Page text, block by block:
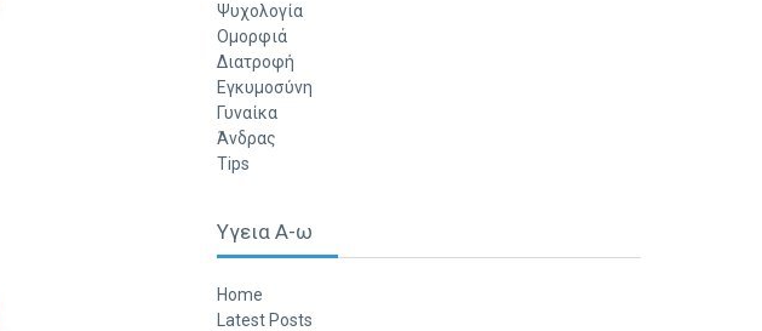
Ψυχολογία
Ομορφιά
Διατροφή
Εγκυμοσύνη
Γυναίκα
Άνδρας
Tips
Υγεια Α-ω
Home
Latest Posts